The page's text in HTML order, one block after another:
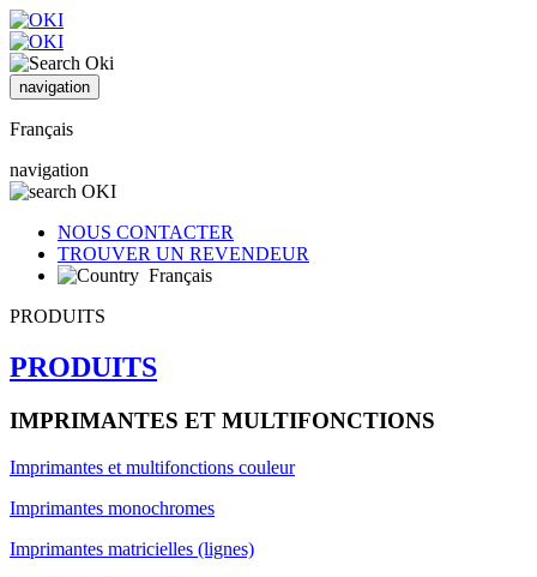
navigation
Français
navigation
NOUS CONTACTER
TROUVER UN REVENDEUR
Français
PRODUITS
PRODUITS
IMPRIMANTES ET MULTIFONCTIONS
Imprimantes et multifonctions couleur
Imprimantes monochromes
Imprimantes matricielles (lignes)